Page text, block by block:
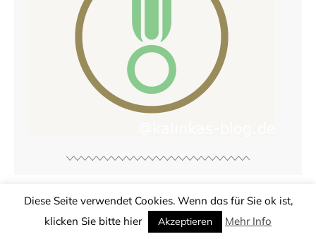
© Copyright Kalinkas Blog 2026. Powered byWordPress
.
Datenschutzerklärung DSGVO
Designed by Bluchic
Diese Seite verwendet Cookies. Wenn das für Sie ok ist,
klicken Sie bitte hier
Akzeptieren Mehr Info